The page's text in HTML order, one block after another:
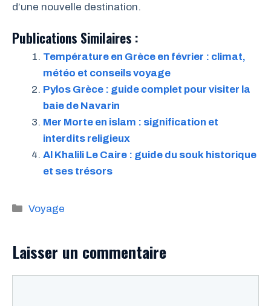
d’une nouvelle destination.
Publications Similaires :
Température en Grèce en février : climat,
météo et conseils voyage
Pylos Grèce : guide complet pour visiter la
baie de Navarin
Mer Morte en islam : signification et
interdits religieux
Al Khalili Le Caire : guide du souk historique
et ses trésors
Catégories
Voyage
Laisser un commentaire